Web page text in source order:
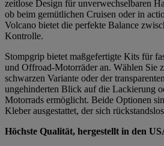
zeitlose Design für unverwechselbaren
ob beim gemütlichen Cruisen oder in
Volcano bietet die perfekte Balance
Kontrolle.
Stompgrip bietet maßgefertigte Kits für
und Offroad-Motorräder an. Wählen Sie
schwarzen Variante oder der
ungehinderten Blick auf die Lackierung
Motorrads ermöglicht. Beide Optionen
Kleber ausgestattet, der sich
Höchste Qualität, hergestellt in den